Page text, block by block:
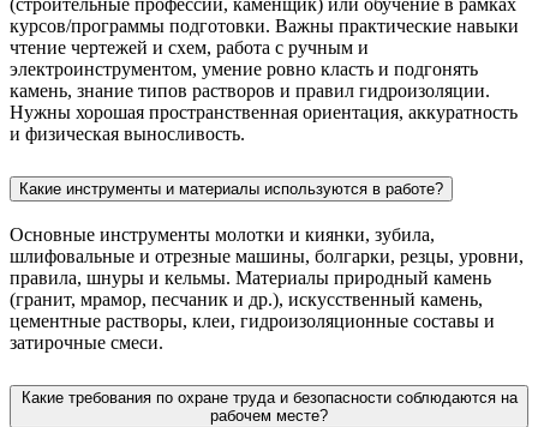
курсов/программы подготовки. Важны практические навыки
чтение чертежей и схем, работа с ручным и
электроинструментом, умение ровно класть и подгонять
камень, знание типов растворов и правил гидроизоляции.
Нужны хорошая пространственная ориентация, аккуратность
и физическая выносливость.
Какие инструменты и материалы используются в работе?
Основные инструменты молотки и киянки, зубила,
шлифовальные и отрезные машины, болгарки, резцы, уровни,
правила, шнуры и кельмы. Материалы природный камень
(гранит, мрамор, песчаник и др.), искусственный камень,
цементные растворы, клеи, гидроизоляционные составы и
затирочные смеси.
Какие требования по охране труда и безопасности соблюдаются на
рабочем месте?